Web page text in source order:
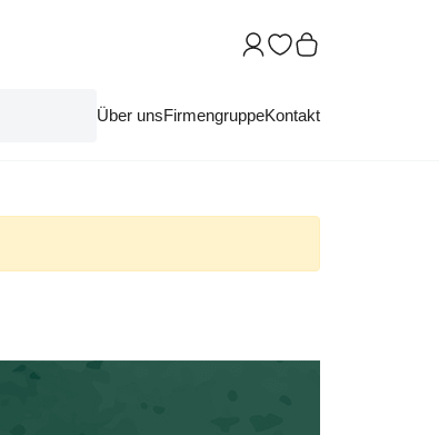
Über unsFirmengruppeKontakt